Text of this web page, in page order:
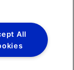
All